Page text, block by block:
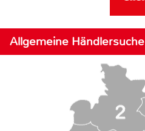
Allgemeine Händlersuche